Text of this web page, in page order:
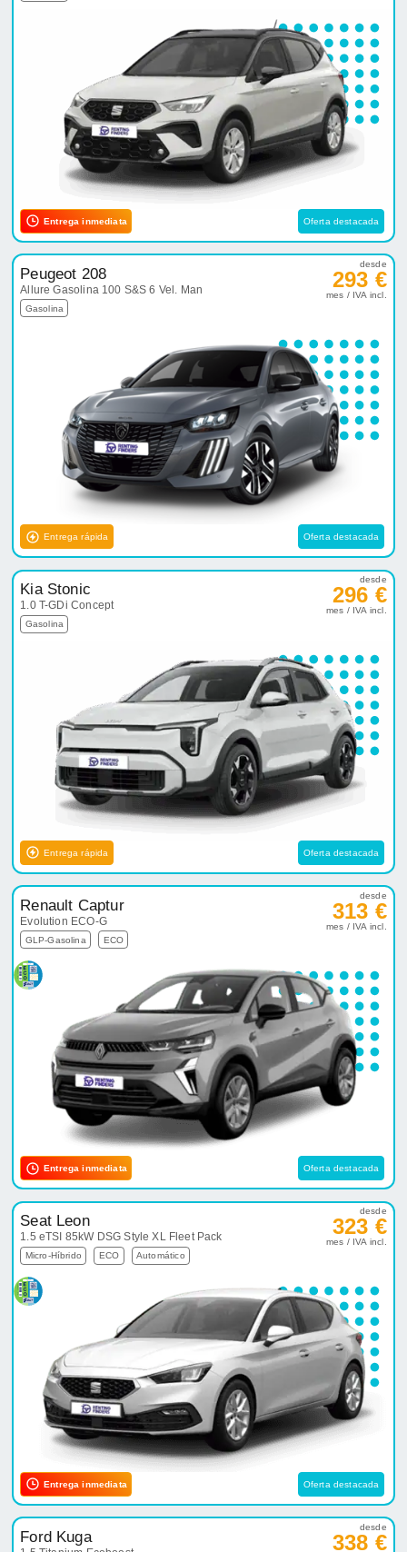
Entrega inmediata Oferta destacada
Peugeot 208
Allure Gasolina 100 S&S 6 Vel. Man
Gasolina
desde
293 €
mes / IVA incl.
Entrega rápida Oferta destacada
Kia Stonic
1.0 T-GDi Concept
Gasolina
desde
296 €
mes / IVA incl.
Entrega rápida Oferta destacada
Renault Captur
Evolution ECO-G
GLP-Gasolina ECO
desde
313 €
mes / IVA incl.
Entrega inmediata Oferta destacada
Seat Leon
1.5 eTSI 85kW DSG Style XL Fleet Pack
Micro-Híbrido ECO Automático
desde
323 €
mes / IVA incl.
Entrega inmediata Oferta destacada
Ford Kuga
desde
338 €